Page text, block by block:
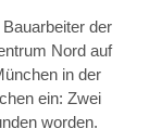
der
Nord auf
in der
ein: Zwei
worden.